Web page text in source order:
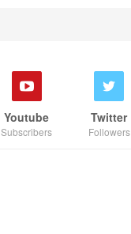
Twitter
Followers
Youtube
Subscribers